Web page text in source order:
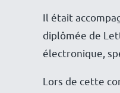
Il était
diplômée de
électronique,
Lors de cette